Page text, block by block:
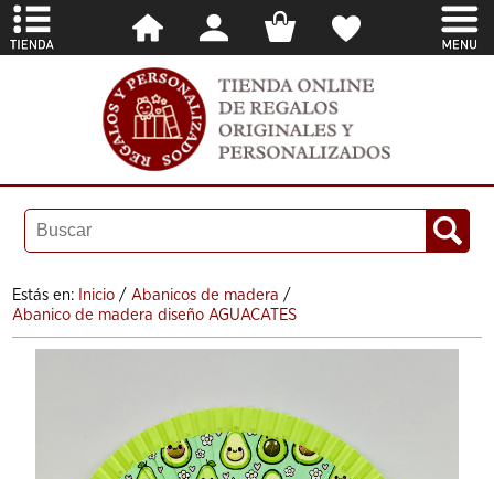
Estás en: Inicio / Abanicos de madera /
Abanico de madera diseño AGUACATES